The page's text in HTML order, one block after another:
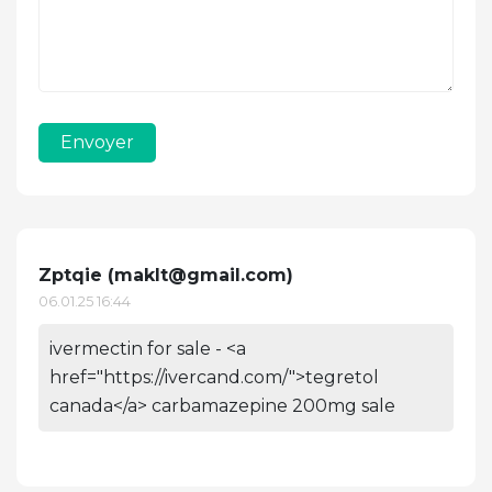
Envoyer
Zptqie (maklt@gmail.com)
06.01.25 16:44
ivermectin for sale - <a
href="https://ivercand.com/">tegretol
canada</a> carbamazepine 200mg sale